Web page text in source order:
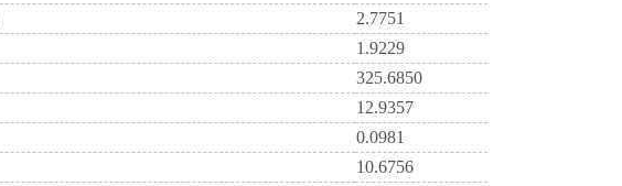
2.7751
1.9229
325.6850
12.9357
0.0981
10.6756